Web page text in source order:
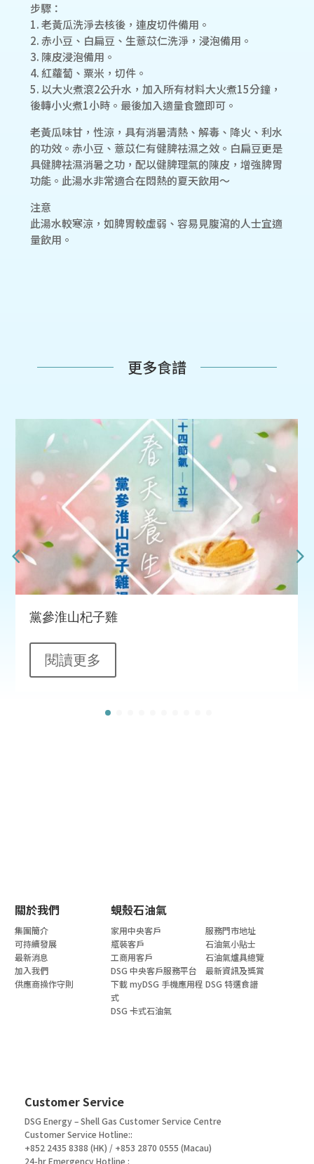
步驟：
1. 老黃瓜洗淨去核後，連皮切件備用。
2. 赤小豆、白扁豆、生薏苡仁洗淨，浸泡備用。
3. 陳皮浸泡備用。
4. 紅蘿蔔、粟米，切件。
5. 以大火煮滾2公升水，加入所有材料大火煮15分鐘，
後轉小火煮1小時。最後加入適量食鹽即可。
老黃瓜味甘，性涼，具有消暑清熱、解毒、降火、利水
的功效。赤小豆、薏苡仁有健脾祛濕之效。白扁豆更是
具健脾祛濕消暑之功，配以健脾理氣的陳皮，增強脾胃
功能。此湯水非常適合在悶熱的夏天飲用～
注意
此湯水較寒涼，如脾胃較虛弱、容易見腹瀉的人士宜適
量飲用。
更多食譜
黨參淮山杞子雞
閱讀更多
關於我們 蜆殼石油氣
集團簡介
可持續發展
最新消息
加入我們
供應商操作守則
家用中央客戶
瓶裝客戶
工商用客戶
DSG 中央客戶服務平台
下載 myDSG 手機應用程
式
DSG 卡式石油氣
服務門市地址
石油氣小貼士
石油氣爐具總覽
最新資訊及獎賞
DSG 特選食譜
Customer Service
DSG Energy – Shell Gas Customer Service Centre
Customer Service Hotline::
+852 2435 8388 (HK) / +853 2870 0555 (Macau)
24-hr Emergency Hotline :